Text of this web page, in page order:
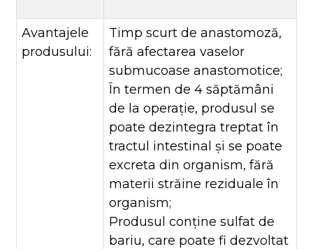
Avantajele
produsului:
Timp scurt de anastomoză,
fără afectarea vaselor
submucoase anastomotice;
În termen de 4 săptămâni
de la operație, produsul se
poate dezintegra treptat în
tractul intestinal și se poate
excreta din organism, fără
materii străine reziduale în
organism;
Produsul conține sulfat de
bariu, care poate fi dezvoltat